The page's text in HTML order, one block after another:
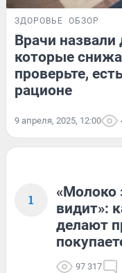
ЗДОРОВЬЕ ОБЗОР
Врачи назвали
которые
проверьте,
рационе
9 апреля, 2025, 12:00
1
«Молоко
видит»:
делают
97 317